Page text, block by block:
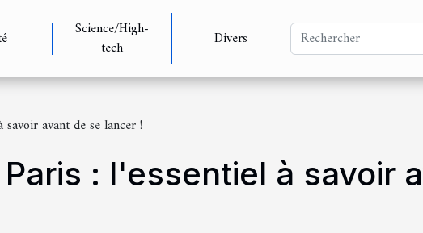
Science/High-
tech
Divers
avant de se lancer !
: l'essentiel à savoir